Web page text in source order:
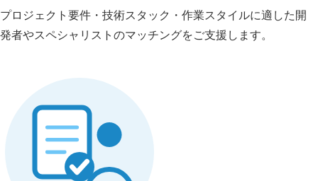
プロジェクト要件・技術スタック・作業スタイルに適した開
発者やスペシャリストのマッチングをご支援します。